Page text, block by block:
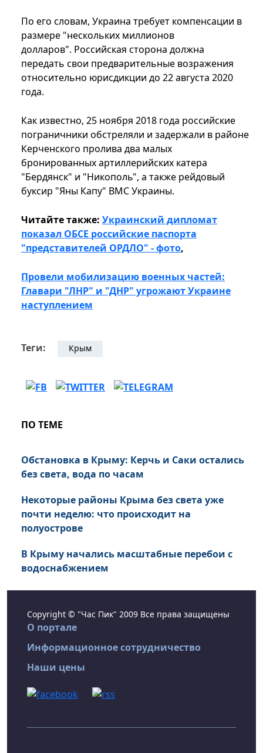
По его словам, Украина требует компенсации в
размере "нескольких миллионов
долларов". Российская сторона должна
передать свои предварительные возражения
относительно юрисдикции до 22 августа 2020
года.
Как известно, 25 ноября 2018 года российские
пограничники обстреляли и задержали в районе
Керченского пролива два малых
бронированных артиллерийских катера
"Бердянск" и "Никополь", а также рейдовый
буксир "Яны Капу" ВМС Украины.
Читайте также: Украинский дипломат
показал ОБСЕ российские паспорта
"представителей ОРДЛО" - фото,
Провели мобилизацию военных частей:
Главари "ЛНР" и "ДНР" угрожают Украине
наступлением
Теги: Крым
ПО ТЕМЕ
Обстановка в Крыму: Керчь и Саки остались
без света, вода по часам
Некоторые районы Крыма без света уже
почти неделю: что происходит на
полуострове
В Крыму начались масштабные перебои с
водоснабжением
Copyright © "Час Пик" 2009 Все права защищены
О портале
Информационное сотрудничество
Наши цены